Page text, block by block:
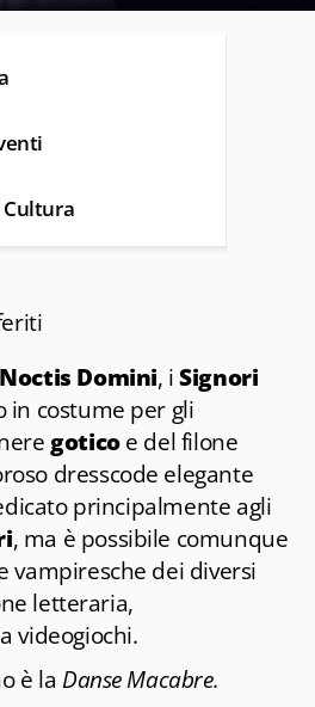
Noctis Domini, iSignori
in costume per gli
goticoe del filone
dresscode elegante
principalmente agli
, ma è possibile comunque
vampiresche dei diversi
letteraria,
videogiochi.
è la Danse Macabre.